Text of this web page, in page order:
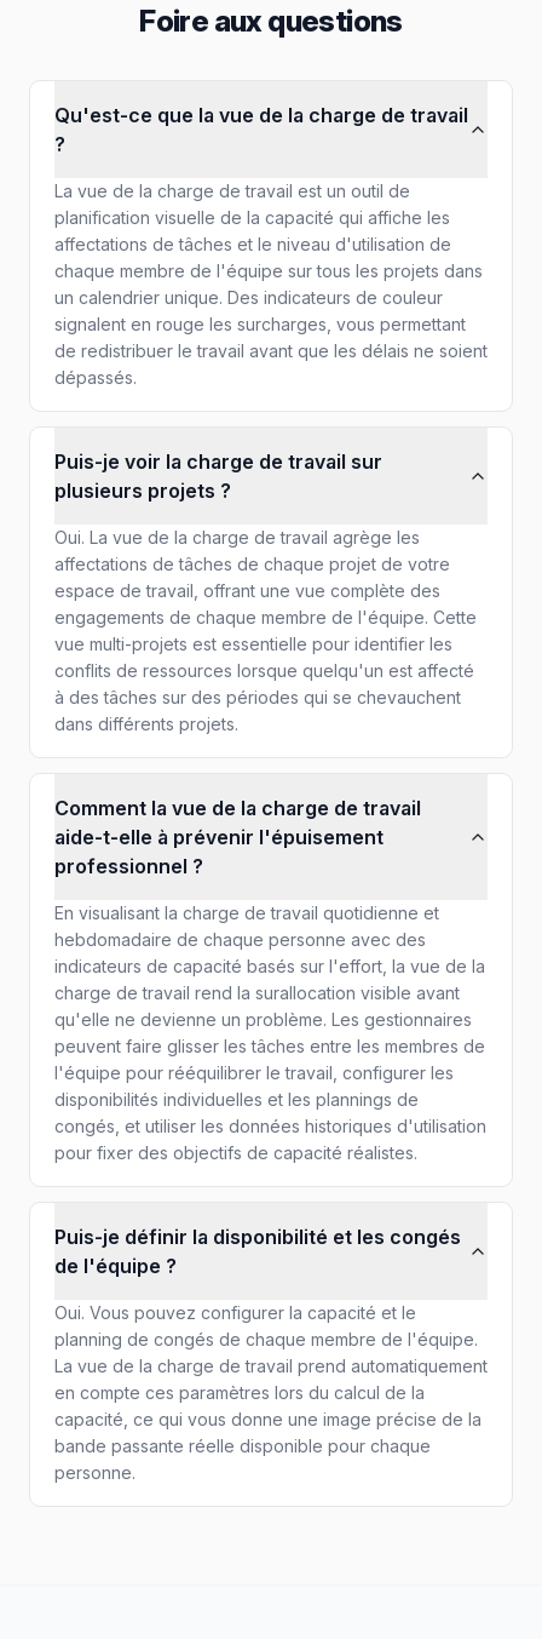
Foire aux questions
Qu'est-ce que la vue de la charge de travail
?
La vue de la charge de travail est un outil de
planification visuelle de la capacité qui affiche les
affectations de tâches et le niveau d'utilisation de
chaque membre de l'équipe sur tous les projets dans
un calendrier unique. Des indicateurs de couleur
signalent en rouge les surcharges, vous permettant
de redistribuer le travail avant que les délais ne soient
dépassés.
Puis-je voir la charge de travail sur
plusieurs projets ?
Oui. La vue de la charge de travail agrège les
affectations de tâches de chaque projet de votre
espace de travail, offrant une vue complète des
engagements de chaque membre de l'équipe. Cette
vue multi-projets est essentielle pour identifier les
conflits de ressources lorsque quelqu'un est affecté
à des tâches sur des périodes qui se chevauchent
dans différents projets.
Comment la vue de la charge de travail
aide-t-elle à prévenir l'épuisement
professionnel ?
En visualisant la charge de travail quotidienne et
hebdomadaire de chaque personne avec des
indicateurs de capacité basés sur l'effort, la vue de la
charge de travail rend la surallocation visible avant
qu'elle ne devienne un problème. Les gestionnaires
peuvent faire glisser les tâches entre les membres de
l'équipe pour rééquilibrer le travail, configurer les
disponibilités individuelles et les plannings de
congés, et utiliser les données historiques d'utilisation
pour fixer des objectifs de capacité réalistes.
Puis-je définir la disponibilité et les congés
de l'équipe ?
Oui. Vous pouvez configurer la capacité et le
planning de congés de chaque membre de l'équipe.
La vue de la charge de travail prend automatiquement
en compte ces paramètres lors du calcul de la
capacité, ce qui vous donne une image précise de la
bande passante réelle disponible pour chaque
personne.